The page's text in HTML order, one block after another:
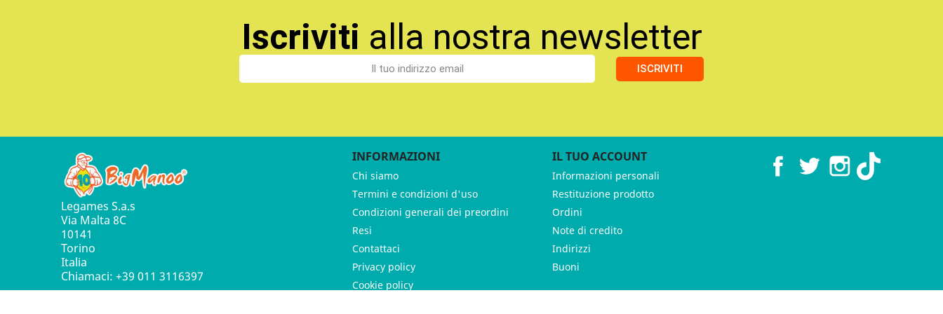
Iscriviti alla nostra newsletter
ISCRIVITI
Legames S.a.s
Via Malta 8C
10141
Torino
Italia
Chiamaci: +39 011 3116397
INFORMAZIONI
Chi siamo
Termini e condizioni d'uso
Condizioni generali dei preordini
Resi
Contattaci
Privacy policy
Cookie policy
IL TUO ACCOUNT
Informazioni personali
Restituzione prodotto
Ordini
Note di credito
Indirizzi
Buoni
FacebookTwitter Instagram